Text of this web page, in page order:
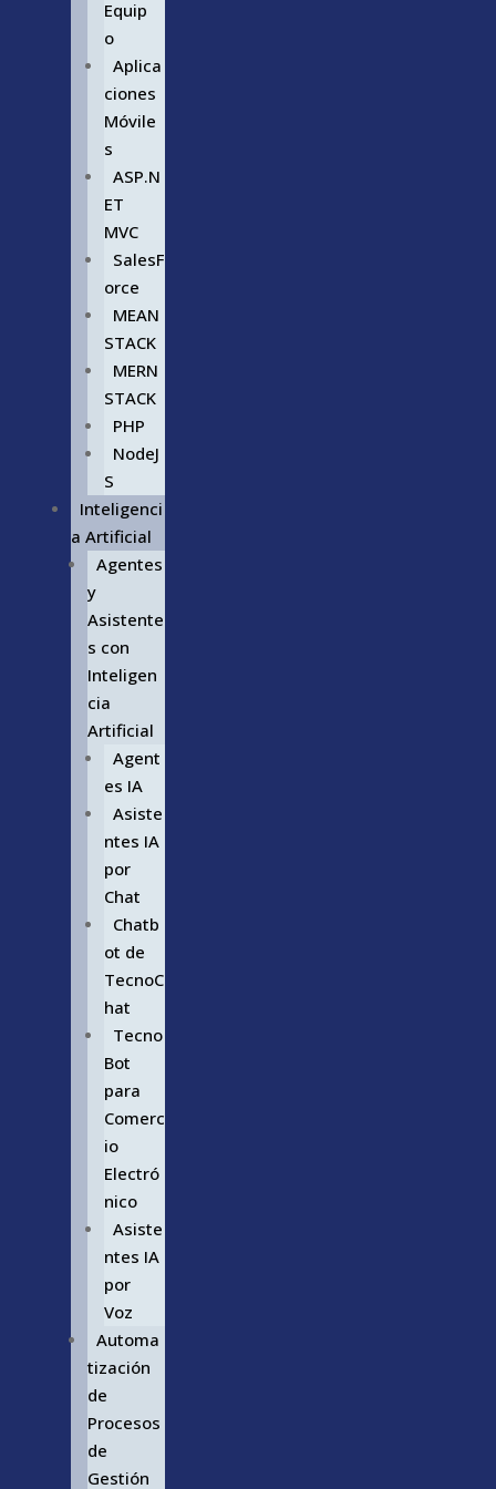
Equip
o
Aplica
ciones
Móvile
s
ASP.N
ET
MVC
SalesF
orce
MEAN
STACK
MERN
STACK
PHP
NodeJ
S
Inteligenci
a Artificial
Agentes
y
Asistente
s con
Inteligen
cia
Artificial
Agent
es IA
Asiste
ntes IA
por
Chat
Chatb
ot de
TecnoC
hat
Tecno
Bot
para
Comerc
io
Electró
nico
Asiste
ntes IA
por
Voz
Automa
tización
de
Procesos
de
Gestión